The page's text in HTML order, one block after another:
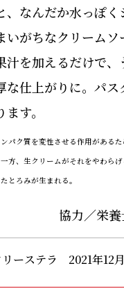
、なんだか水っぽく
いがちなクリーム
汁を加えるだけで
な仕上がりに。パ
す。
パク質を変性させる作用があるた
方、生クリームがそれをやわら
とろみが生まれる。
協力／栄
ーステラ 2021年12月